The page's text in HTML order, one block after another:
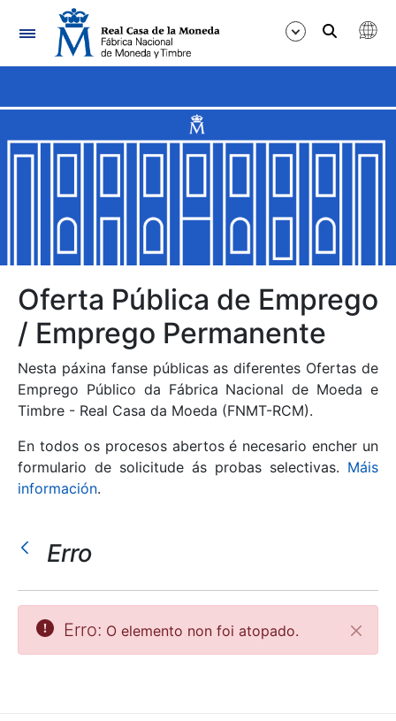
Navegación
Mostrar/Ocultar
Mostrar/Ocultar
Mostrar/Ocultar
Mostrar/Ocultar
Mostrar/Ocultar
Oferta Pública de Emprego
/ Emprego Permanente
Nesta páxina fanse públicas as diferentes Ofertas de
Emprego Público da Fábrica Nacional de Moeda e
Timbre - Real Casa da Moeda (FNMT-RCM).
En todos os procesos abertos é necesario encher un
formulario de solicitude ás probas selectivas. Máis
información.
Erro
Erro: O elemento non foi atopado.